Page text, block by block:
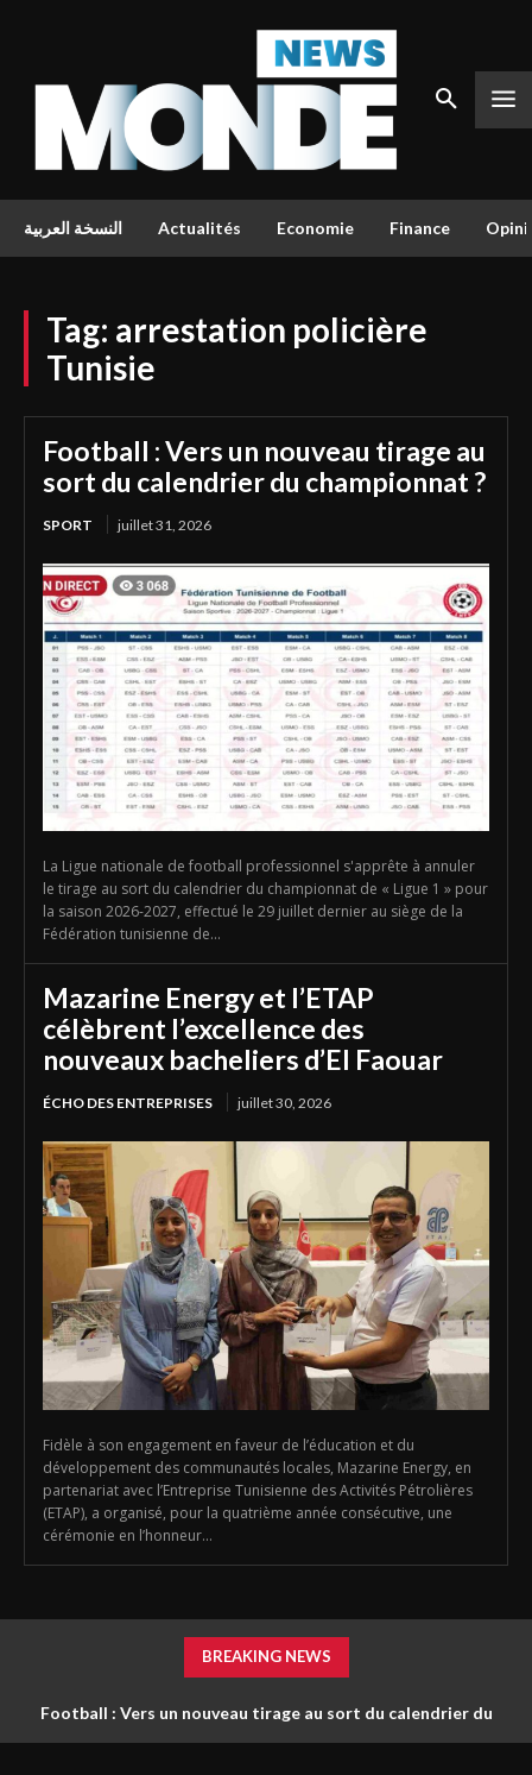
النسخة العربية Actualités Economie Finance
Tag: arrestation policière
Tunisie
Football : Vers un nouveau tirage au
sort du calendrier du championnat ?
SPORT juillet 31, 2026
La Ligue nationale de football professionnel s'apprête à annuler
le tirage au sort du calendrier du championnat de « Ligue 1 » pour
la saison 2026-2027, effectué le 29 juillet dernier au siège de la
Fédération tunisienne de...
Mazarine Energy et l’ETAP
célèbrent l’excellence des
nouveaux bacheliers d’El Faouar
ÉCHO DES ENTREPRISES juillet 30, 2026
Fidèle à son engagement en faveur de l’éducation et du
développement des communautés locales, Mazarine Energy, en
partenariat avec l’Entreprise Tunisienne des Activités Pétrolières
(ETAP), a organisé, pour la quatrième année consécutive, une
cérémonie en l’honneur...
BREAKING NEWS
Football : Vers un nouveau tirage au sort du calendrier du